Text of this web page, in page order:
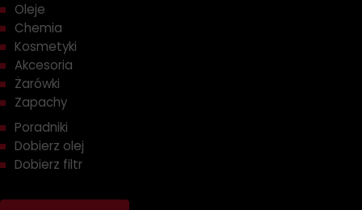
Oleje
Chemia
Kosmetyki
Akcesoria
Żarówki
Zapachy
Poradniki
Dobierz olej
Dobierz filtr